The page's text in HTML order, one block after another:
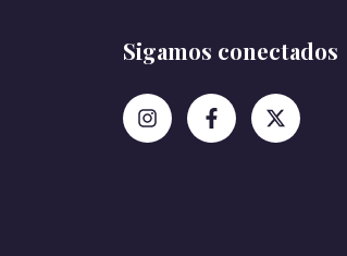
Sigamos conectados